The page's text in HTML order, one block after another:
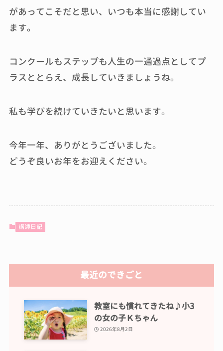
があってこそだと思い、いつも本当に感謝してい
ます。
コンクールもステップも人生の一通過点としてプ
ラスととらえ、成長していきましょうね。
私も学びを続けていきたいと思います。
今年一年、ありがとうございました。
どうぞ良いお年をお迎えください。
講師日記
最近のできごと
教室にも慣れてきたね♪小3
の女の子Ｋちゃん
2026年8月2日